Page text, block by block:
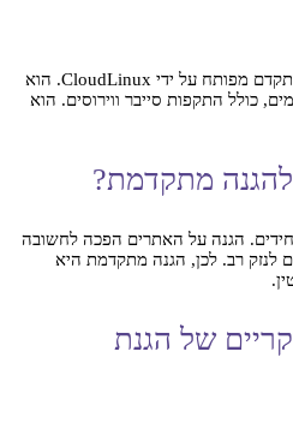
Imunify360 הוא פתרון אבטחה מתקדם מפותח על ידי CloudLinux. הוא
כולל התקפות סייבר ווירוסים. הוא
מתקדמת?
הגנה על האתרים הפכה לחשובה
לנזק רב. לכן, הגנה מתקדמת היא
של הגנת